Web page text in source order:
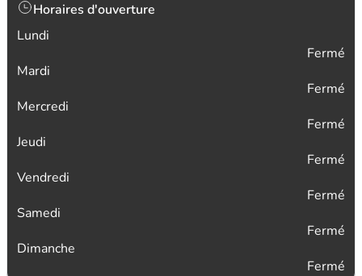
Horaires d'ouverture
Lundi
Fermé
Mardi
Fermé
Mercredi
Fermé
Jeudi
Fermé
Vendredi
Fermé
Samedi
Fermé
Dimanche
Fermé